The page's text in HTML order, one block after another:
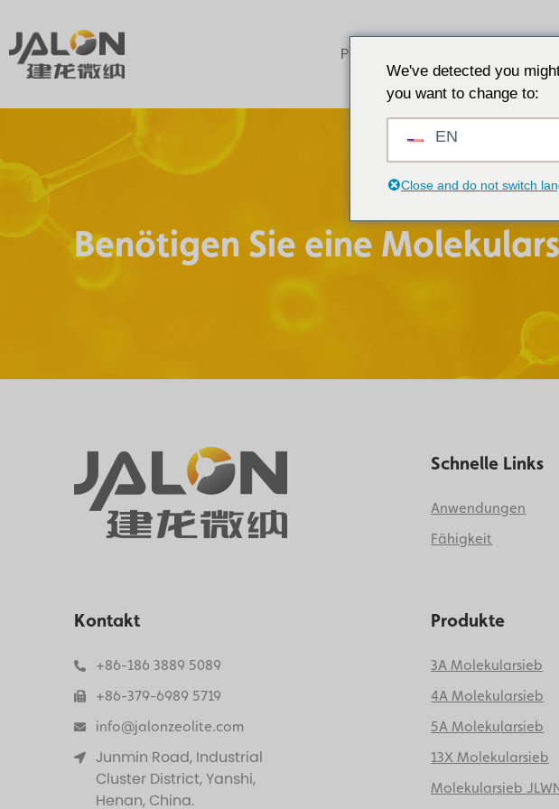
Produkte
Benötigen Sie eine
Schnelle Links
Anwendungen
Fähigkeit
Kontakt
+86-186 3889 5089
+86-379-6989 5719
info@jalonzeolite.com
Junmin Road, Industrial
Cluster District, Yanshi,
Henan, China.
Produkte
3A Molekularsieb
4A Molekularsieb
5A Molekularsieb
13X Molekularsieb
Molekularsieb
We've detected you
you want to change to:
EN
Close and do not switch